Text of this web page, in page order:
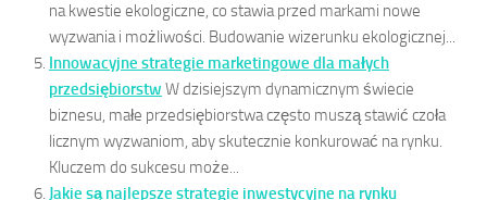
na kwestie ekologiczne, co stawia przed markami nowe
wyzwania i możliwości. Budowanie wizerunku ekologicznej...
Innowacyjne strategie marketingowe dla małych
przedsiębiorstw W dzisiejszym dynamicznym świecie
biznesu, małe przedsiębiorstwa często muszą stawić czoła
licznym wyzwaniom, aby skutecznie konkurować na rynku.
Kluczem do sukcesu może...
Jakie są najlepsze strategie inwestycyjne na rynku